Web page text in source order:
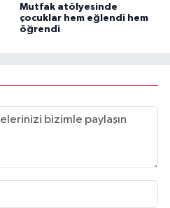
Mutfak atölyesinde
çocuklar hem eğlendi hem
öğrendi